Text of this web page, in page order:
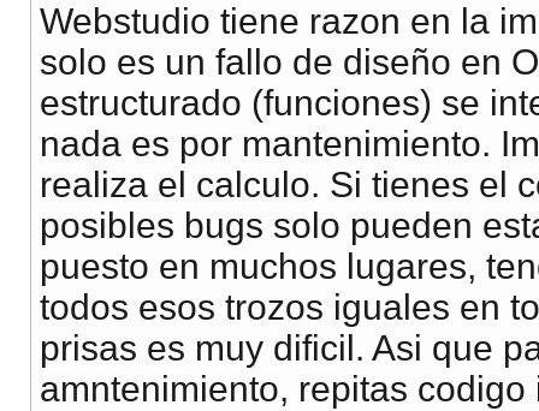
Webstudio tiene razon en la
solo es un fallo de diseño en
estructurado (funciones) se
nada es por mantenimiento.
realiza el calculo. Si tienes el
posibles bugs solo pueden
puesto en muchos lugares,
todos esos trozos iguales en
prisas es muy dificil. Asi que
amntenimiento, repitas